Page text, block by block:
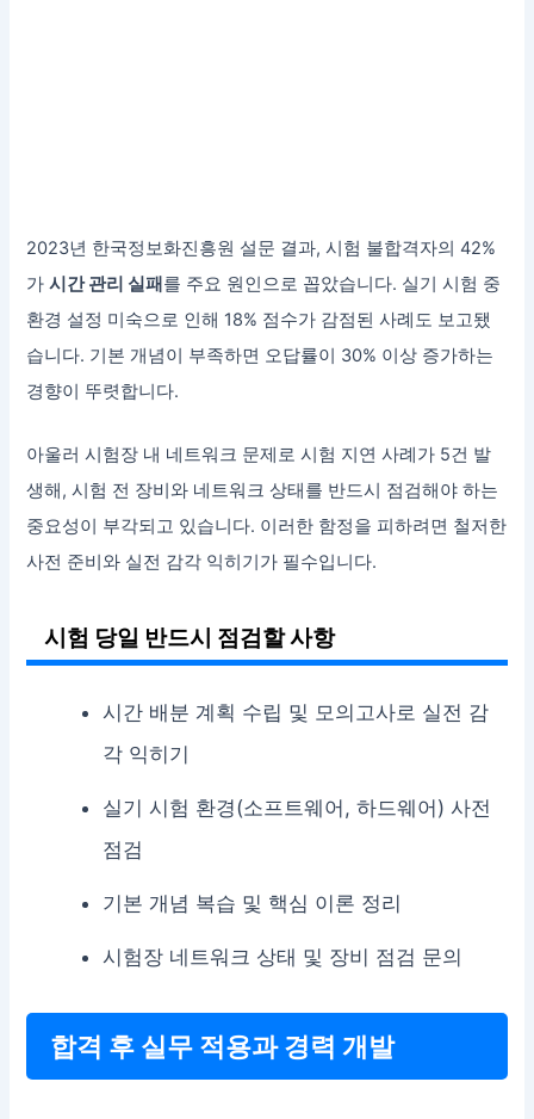
2023년 한국정보화진흥원 설문 결과, 시험 불합격자의 42%
가시간 관리 실패를 주요 원인으로 꼽았습니다. 실기 시험 중
환경 설정 미숙으로 인해 18% 점수가 감점된 사례도 보고됐
습니다. 기본 개념이 부족하면 오답률이 30% 이상 증가하는
경향이 뚜렷합니다.
아울러 시험장 내 네트워크 문제로 시험 지연 사례가 5건 발
생해, 시험 전 장비와 네트워크 상태를 반드시 점검해야 하는
중요성이 부각되고 있습니다. 이러한 함정을 피하려면 철저한
사전 준비와 실전 감각 익히기가 필수입니다.
시험 당일 반드시 점검할 사항
시간 배분 계획 수립 및 모의고사로 실전 감
각 익히기
실기 시험 환경(소프트웨어, 하드웨어) 사전
점검
기본 개념 복습 및 핵심 이론 정리
시험장 네트워크 상태 및 장비 점검 문의
합격 후 실무 적용과 경력 개발